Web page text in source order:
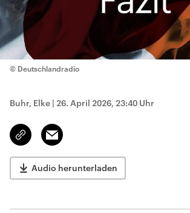
© Deutschlandradio
Buhr, Elke | 26. April 2026, 23:40 Uhr
Link
kopieren/teilen
Email
Audio herunterladen